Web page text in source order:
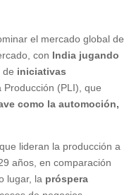
el mercado global de
con India jugando
de iniciativas
Producción (PLI), que
como la automoción,
lideran la producción a
años, en comparación
lugar, la próspera